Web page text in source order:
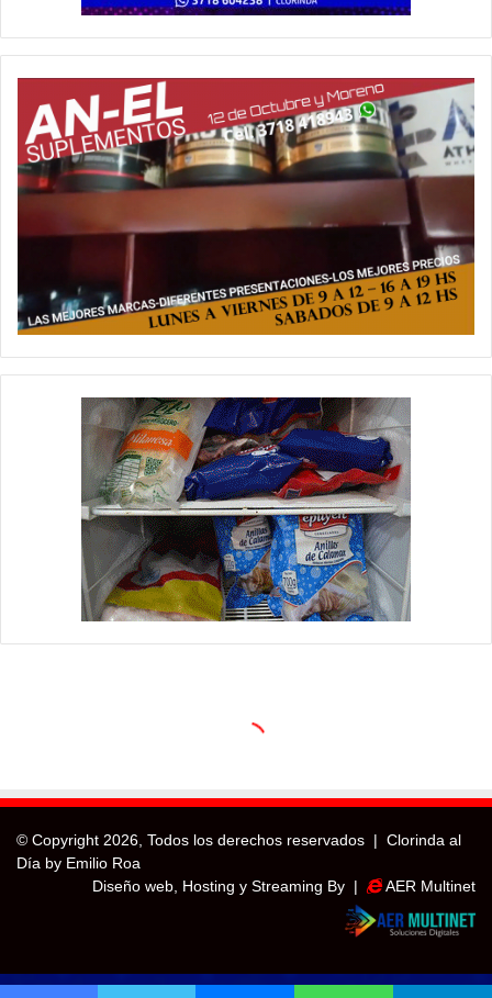
© Copyright 2026, Todos los derechos reservados | Clorinda al
Día by Emilio Roa
Diseño web, Hosting y Streaming By |
AER Multinet